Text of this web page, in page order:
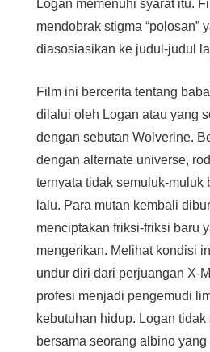
Logan memenuhi syarat itu.
mendobrak stigma “polosan”
diasosiasikan ke judul-judul
Film ini bercerita tentang
dilalui oleh Logan atau yang
dengan sebutan Wolverine.
dengan alternate universe,
ternyata tidak semuluk-muluk
lalu. Para mutan kembali
menciptakan friksi-friksi baru
mengerikan. Melihat kondisi
undur diri dari perjuangan X-
profesi menjadi pengemudi
kebutuhan hidup. Logan tidak
bersama seorang albino